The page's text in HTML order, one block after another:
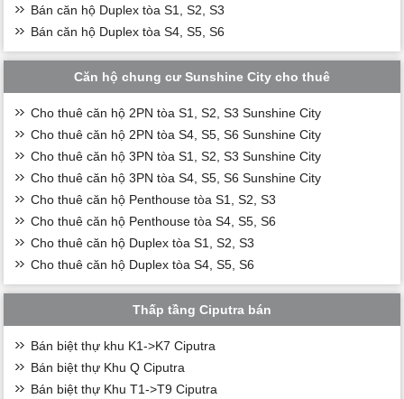
Bán căn hộ Duplex tòa S1, S2, S3
Bán căn hộ Duplex tòa S4, S5, S6
Căn hộ chung cư Sunshine City cho thuê
Cho thuê căn hộ 2PN tòa S1, S2, S3 Sunshine City
Cho thuê căn hộ 2PN tòa S4, S5, S6 Sunshine City
Cho thuê căn hộ 3PN tòa S1, S2, S3 Sunshine City
Cho thuê căn hộ 3PN tòa S4, S5, S6 Sunshine City
Cho thuê căn hộ Penthouse tòa S1, S2, S3
Cho thuê căn hộ Penthouse tòa S4, S5, S6
Cho thuê căn hộ Duplex tòa S1, S2, S3
Cho thuê căn hộ Duplex tòa S4, S5, S6
Thấp tầng Ciputra bán
Bán biệt thự khu K1->K7 Ciputra
Bán biệt thự Khu Q Ciputra
Bán biệt thự Khu T1->T9 Ciputra